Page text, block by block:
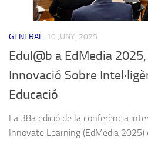
GENERAL 10 JUNY, 2025
Edul@b a EdMedia
Innovació Sobre
Educació
La 38a edició de la conferència
Innovate Learning (EdMedia 2025)